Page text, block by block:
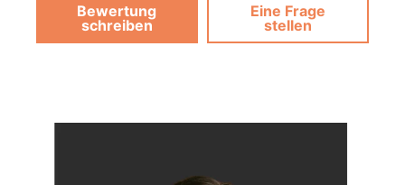
Bewertung
schreiben
Eine Frage
stellen